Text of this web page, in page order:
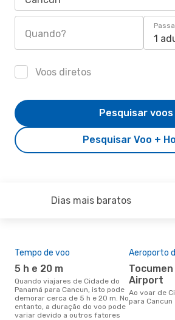
Quando? 1
Voos diretos
Pesquisar Voo +
Pesquisar voos
Dias mais baratos
Tempo de voo
5 h e 20 m
Quando viajares de Cidade do
Panamá para Cancun, isto pode
demorar cerca de 5 h e 20 m. No
entanto, a duração do voo pode
variar devido a outros fatores
Aeroporto
Tocumen International
Airport
Ao voar de Cidade do Panamá
para Cancun